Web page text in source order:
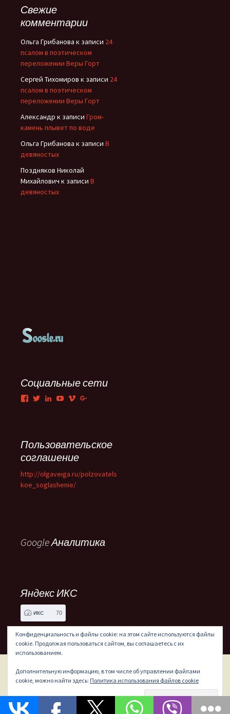
Свежие
комментарии
Ольга Грибанова к записи 24
псалом в поэтическом
переложении Веры Горт
Сергей Тихомиров к записи 24
псалом в поэтическом
переложении Веры Горт
Александр к записи Гром-
камень плывет по воде
Ольга Грибанова к записи В
девяностых
Поздняков Николай
Михайлович к записи В
девяностых
Социальные сети
Facebook
TwitterLinkedIn
YouTube
Vimeo
Пользовательское
соглашение
http://olgaveiga.ru/polzovatels
koe_soglashenie/
Google Аналитика
Яндекс ИКС
ИКС 70
Сайт работает на WordPress
Конфиденциальность и файлы cookie: на этом сайте используются файлы
cookie. Продолжая пользоваться сайтом, вы соглашаетесь с их
использованием.
Дополнительную информацию, в том числе об управлении файлами
cookie, можно найти здесь: Политика использования файлов cookie